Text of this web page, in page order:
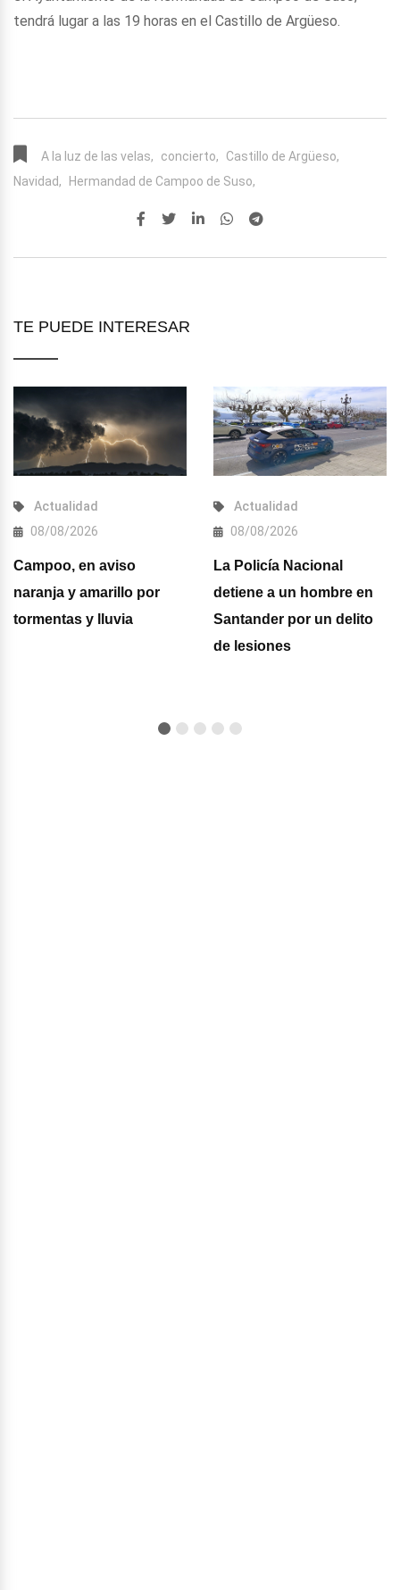
tendrá lugar a las 19 horas en el Castillo de Argüeso.
A la luz de las velas, concierto,
Castillo de Argüeso,
Navidad,
Hermandad de Campoo de Suso,
TE PUEDE INTERESAR
Actualidad
08/08/2026
Campoo, en aviso
naranja y amarillo por
tormentas y lluvia
Actualidad
08/08/2026
La Policía Nacional
detiene a un hombre en
Santander por un delito
de lesiones